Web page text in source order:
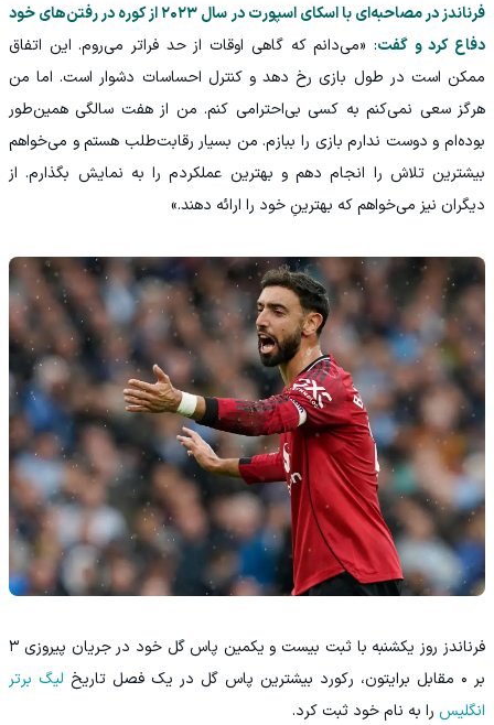
فرناندز در مصاحبه‌ای با اسکای اسپورت در سال ۲۰۲۳ از کوره در رفتن‌های خود
دفاع کرد و گفت: «می‌دانم که گاهی اوقات از حد فراتر می‌روم. این اتفاق
ممکن است در طول بازی رخ دهد و کنترل احساسات دشوار است. اما من
هرگز سعی نمی‌کنم به کسی بی‌احترامی کنم. من از هفت سالگی همین‌طور
بوده‌ام و دوست ندارم بازی را ببازم. من بسیار رقابت‌طلب هستم و می‌خواهم
بیشترین تلاش را انجام دهم و بهترین عملکردم را به نمایش بگذارم. از
دیگران نیز می‌خواهم که بهترینِ خود را ارائه دهند.»
فرناندز روز یکشنبه با ثبت بیست و یکمین پاس گل خود در جریان پیروزی ۳
بر ۰ مقابل برایتون، رکورد بیشترین پاس گل در یک فصل تاریخ
لیگ برتر
انگلیس را به نام خود ثبت کرد.